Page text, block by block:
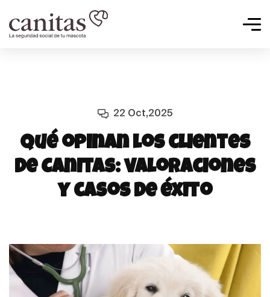
22 Oct,2025
Qué opinan los clientes
de Canitas: valoraciones
y casos de éxito